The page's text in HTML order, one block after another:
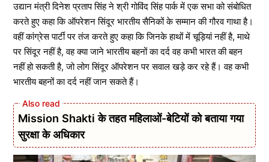
उद्यान मंत्री दिनेश प्रताप सिंह ने श्री गोविंद सिंह पार्क में एक सभा को संबोधित
करते हुए कहा कि ऑपरेशन सिंदूर भारतीय सैनिकों के सम्मान की गौरव गाथा है।
वहीं कांग्रेस पार्टी पर तंज करते हुए कहा कि जिनके हाथों में चूड़ियां नहीं है, माथे
पर सिंदूर नहीं है, वह क्या जाने भारतीय बहनों का दर्द वह कभी भारत की बहन
नहीं हो सकती है, जो लोग सिंदूर ऑपरेशन पर सवाल खड़े कर रहे हैं। वह कभी
भारतीय बहनों का दर्द नहीं जान सकते हैं।
Mission Shakti के तहत महिलाओं-बेटियों को बताया गया
सुरक्षा के अधिकार